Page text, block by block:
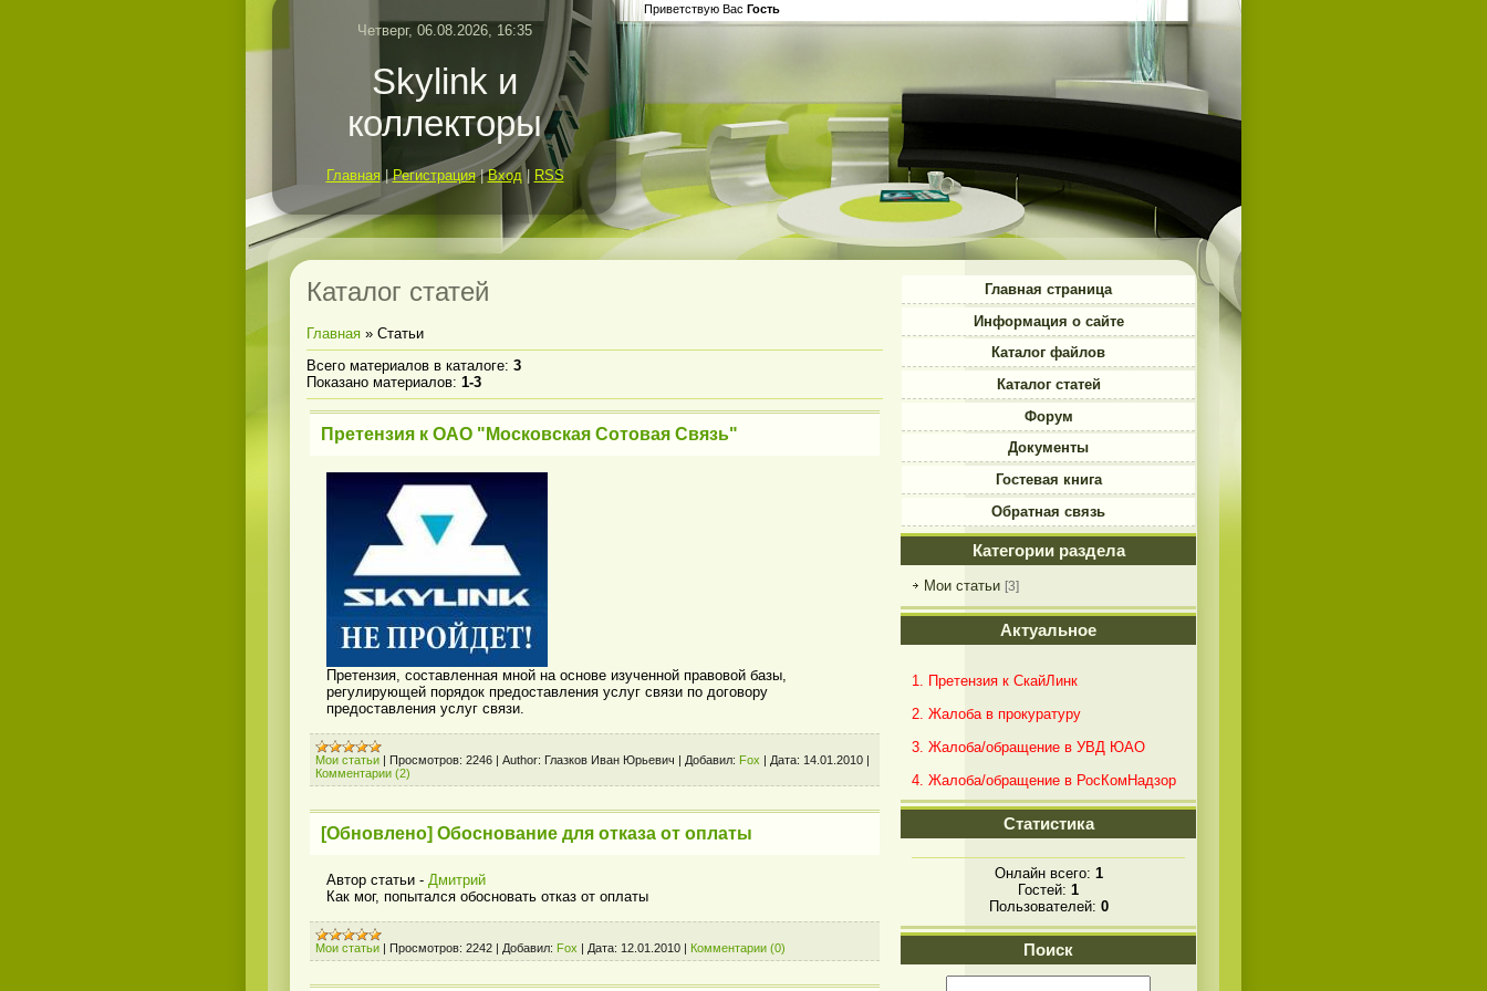
Четверг, 06.08.2026, 16:35
Skylink и
коллекторы
Главная |Регистрация|Вход| RSS
Приветствую Вас Гость
Каталог статей
Главная » Статьи
Всего материалов в каталоге: 3
Показано материалов: 1-3
Претензия к ОАО "Московская Сотовая Связь"
Претензия, составленная мной на основе изученной правовой базы,
регулирующей порядок предоставления услуг связи по договору
предоставления услуг связи.
Мои статьи | Просмотров: 2246 | Author: Глазков Иван Юрьевич | Добавил: Fox | Дата: 14.01.2010 |
Комментарии (2)
[Обновлено] Обоснование для отказа от оплаты
Автор статьи - Дмитрий
Как мог, попытался обосновать отказ от оплаты
Мои статьи | Просмотров: 2242 | Добавил: Fox | Дата: 12.01.2010 | Комментарии (0)
Главная страница
Информация о сайте
Каталог файлов
Каталог статей
Форум
Документы
Гостевая книга
Обратная связь
Категории раздела
Мои статьи [3]
Актуальное
1. Претензия к СкайЛинк
2. Жалоба в прокуратуру
3. Жалоба/обращение в УВД ЮАО
4. Жалоба/обращение в РосКомНадзор
Статистика
Онлайн всего: 1
Гостей: 1
Пользователей: 0
Поиск